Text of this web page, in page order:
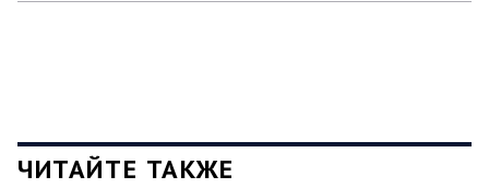
ЧИТАЙТЕ ТАКЖЕ